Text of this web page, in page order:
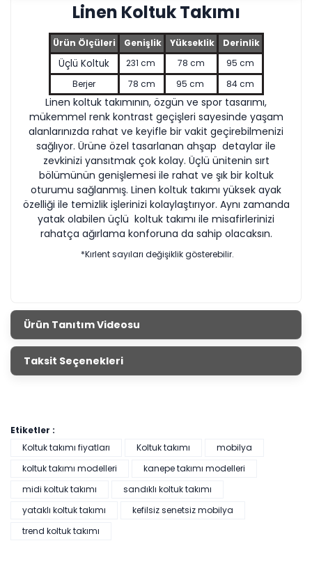
Linen Koltuk Takımı
Ürün Ölçüleri Genişlik Yükseklik Derinlik
Üçlü Koltuk 231 cm 78 cm
95 cm
Berjer
78 cm 95 cm 84 cm
Linen koltuk takımının, özgün ve spor tasarımı,
mükemmel renk kontrast geçişleri sayesinde yaşam
alanlarınızda rahat ve keyifle bir vakit geçirebilmenizi
sağlıyor. Ürüne özel tasarlanan ahşap detaylar ile
zevkinizi yansıtmak çok kolay. Üçlü ünitenin sırt
bölümünün genişlemesi ile rahat ve şık bir koltuk
oturumu sağlanmış. Linen koltuk takımı yüksek ayak
özelliği ile temizlik işlerinizi kolaylaştırıyor. Aynı zamanda
yatak olabilen üçlü koltuk takımı ile misafirlerinizi
rahatça ağırlama konforuna da sahip olacaksın.
*Kırlent sayıları değişiklik gösterebilir.
Ürün Tanıtım Videosu
Taksit Seçenekleri
Etiketler :
Koltuk takımı fiyatları
Koltuk takımı
mobilya
koltuk takımı modelleri
kanepe takımı modelleri
midi koltuk takımı
sandıklı koltuk takımı
yataklı koltuk takımı
kefilsiz senetsiz mobilya
trend koltuk takımı